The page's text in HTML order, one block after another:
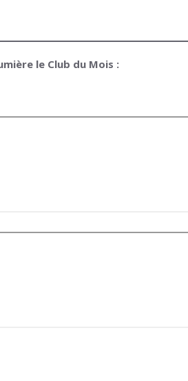
le Club du Mois :